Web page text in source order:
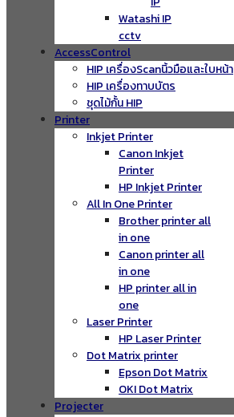
Watashi IP
cctv
AccessControl
HIP เครื่องScanนิ้วมือและใบหน้า
HIP เครื่องทาบบัตร
ชุดไม้กั้น HIP
Printer
Inkjet Printer
Canon Inkjet
Printer
HP Inkjet Printer
All In One Printer
Brother printer all
in one
Canon printer all
in one
HP printer all in
one
Laser Printer
HP Laser Printer
Dot Matrix printer
Epson Dot Matrix
OKI Dot Matrix
Projecter